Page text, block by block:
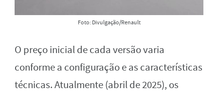
Foto: Divulgação/Renault
O preço inicial de cada versão varia
conforme a configuração e as características
técnicas. Atualmente (abril de 2025), os